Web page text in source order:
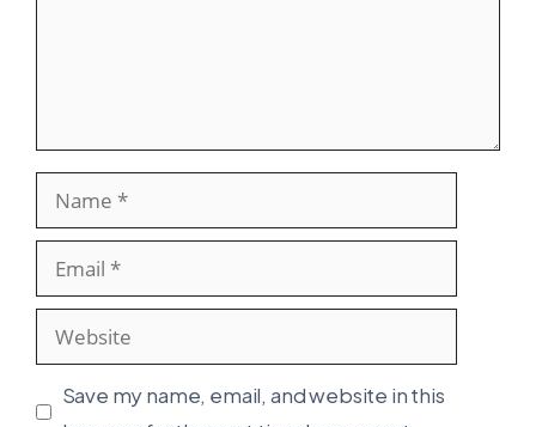
Name
Email
Website
Save my name, email, and website in this